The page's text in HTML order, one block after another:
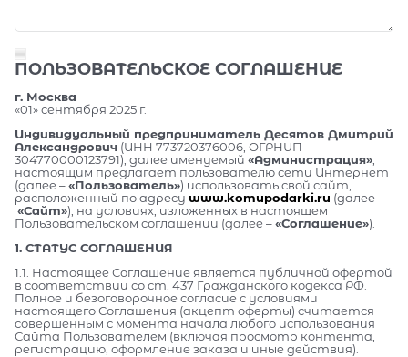
ПОЛЬЗОВАТЕЛЬСКОЕ СОГЛАШЕНИЕ
г. Москва
«01» сентября 2025 г.
Индивидуальный предприниматель Десятов Дмитрий
Александрович (ИНН 773720376006, ОГРНИП
304770000123791), далее именуемый «Администрация»
настоящим предлагает пользователю сети Интернет
(далее –«Пользователь») использовать свой сайт,
расположенный по адресу www.komupodarki.ru (далее –
«Сайт»), на условиях, изложенных в настоящем
Пользовательском соглашении (далее –«Соглашение»).
1. СТАТУС СОГЛАШЕНИЯ
1.1. Настоящее Соглашение является публичной офертой
в соответствии со ст. 437 Гражданского кодекса РФ.
Полное и безоговорочное согласие с условиями
настоящего Соглашения (акцепт оферты) считается
совершенным с момента начала любого использования
Сайта Пользователем (включая просмотр контента,
регистрацию, оформление заказа и иные действия).